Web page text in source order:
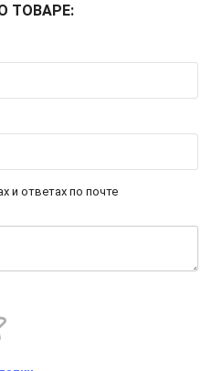
ТОВАРЕ:
и ответах по почте